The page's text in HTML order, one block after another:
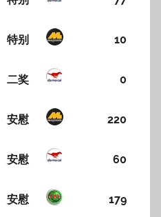
特别 10
二奖 0
安慰 220
安慰 60
安慰 179